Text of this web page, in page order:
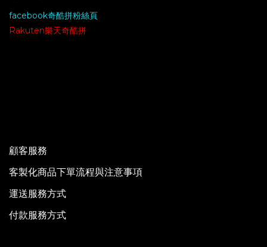
facebook奇酷拼粉絲頁
Rakuten樂天奇酷拼
顧客服務
客製化商品下單流程與注意事項
運送服務方式
付款服務方式